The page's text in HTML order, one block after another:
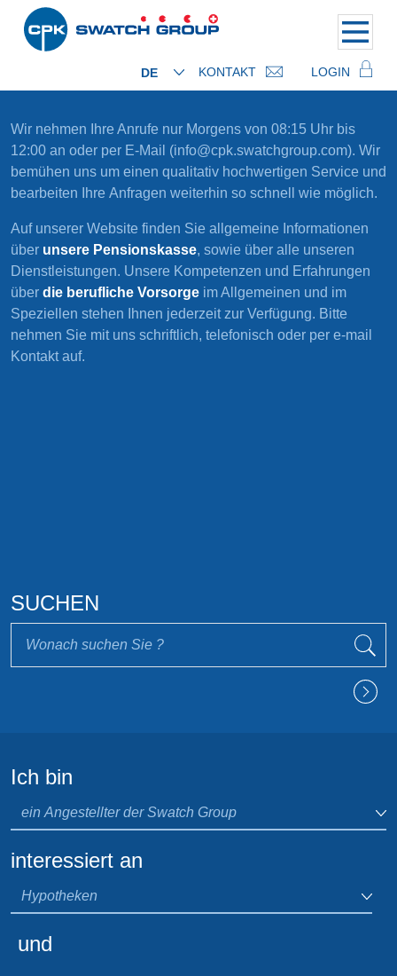
DE KONTAKT LOGIN
Wir nehmen Ihre Anrufe nur Morgens von 08:15 Uhr bis
12:00 an oder per E-Mail (info@cpk.swatchgroup.com). Wir
bemühen uns um einen qualitativ hochwertigen Service und
bearbeiten Ihre Anfragen weiterhin so schnell wie möglich.
Auf unserer Website finden Sie allgemeine Informationen
über unsere Pensionskasse, sowie über alle unseren
Dienstleistungen. Unsere Kompetenzen und Erfahrungen
über die berufliche Vorsorge im Allgemeinen und im
Speziellen stehen Ihnen jederzeit zur Verfügung. Bitte
nehmen Sie mit uns schriftlich, telefonisch oder per e-mail
Kontakt auf.
SUCHEN
Ich bin
interessiert an
und